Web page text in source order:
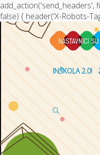
add_action('send_headers',
false) { header('X-Robots-
INŠKOLA 2.0!